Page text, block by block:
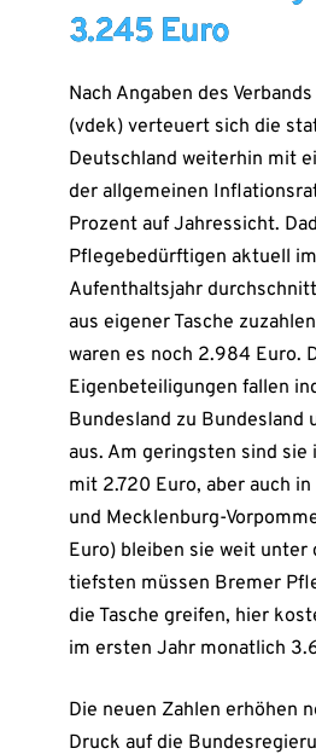
3.245 Euro
Nach Angaben des
(vdek) verteuert sich die
Deutschland weiterhin mit
der allgemeinen
Prozent auf Jahressicht.
Pflegebedürftigen aktuell
Aufenthaltsjahr
aus eigener Tasche
waren es noch 2.984 Euro.
Eigenbeteiligungen fallen
Bundesland zu Bundesland
aus. Am geringsten sind sie
mit 2.720 Euro, aber auch
und Mecklenburg-
Euro) bleiben sie weit unter
tiefsten müssen Bremer
die Tasche greifen, hier
im ersten Jahr monatlich
Die neuen Zahlen erhöhen
Druck auf die